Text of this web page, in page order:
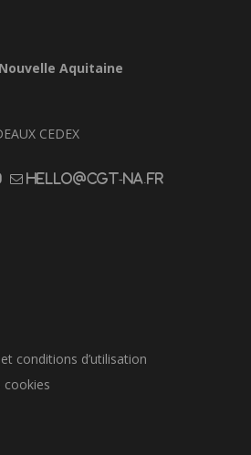
Aquitaine
CEDEX
hello@cgt-na.fr
conditions d’utilisation
cookies